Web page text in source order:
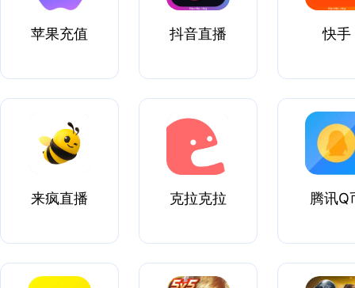
苹果充值 抖音直播 快手
来疯直播 克拉克拉 腾讯Q